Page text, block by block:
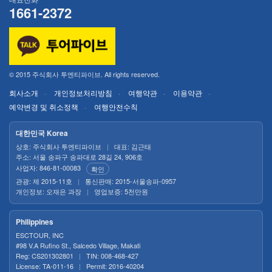
1661-2372
© 2015 주식회사 투엔티파이브. All rights reserved.
회사소개 개인정보처리방침 여행약관
이용약관
예약변경 및 취소정책
여행안전수칙
대한민국 Korea
상호: 주식회사 투엔티파이브 |
대표: 김근태
주소: 서울 송파구 송파대로 28길 24, 906호
사업자: 846-81-00083
확인
관광: 제 2015-11호
|
통신판매: 2015-서울송파-0957
개인정보: 오재은 과장
| 영업보증: 5천만원
Philippines
ESCTOUR, INC
#98 V.A Rufino St., Salcedo Village, Makati
Reg: CS201302801
|
TIN: 008-468-427
License: TA-011-16
| Permit: 2016-40204